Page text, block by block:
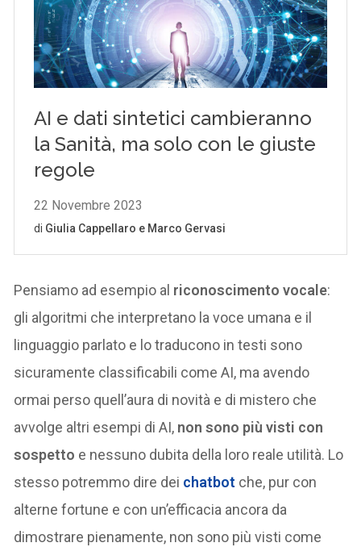
Pensiamo ad esempio al riconoscimento vocale:
gli algoritmi che interpretano la voce umana e il
linguaggio parlato e lo traducono in testi sono
sicuramente classificabili come AI, ma avendo
ormai perso quell’aura di novità e di mistero che
avvolge altri esempi di AI, non sono più visti con
sospetto e nessuno dubita della loro reale utilità. Lo
stesso potremmo dire dei chatbot che, pur con
alterne fortune e con un’efficacia ancora da
dimostrare pienamente, non sono più visti come